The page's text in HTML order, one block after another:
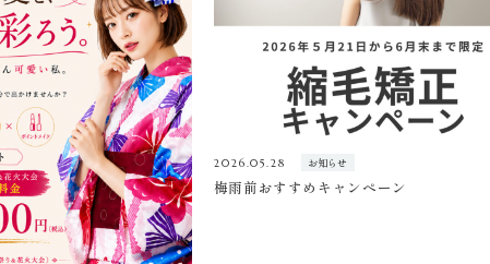
2026.05.28 お知らせ
梅雨前おすすめキャンペーン